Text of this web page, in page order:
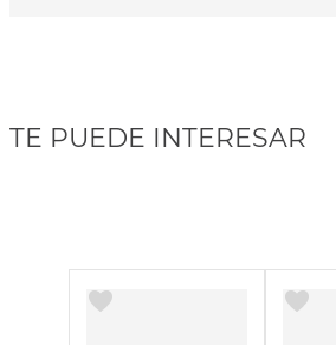
TE PUEDE INTERESAR